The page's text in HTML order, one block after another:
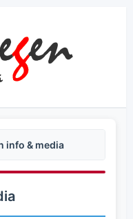
info & media